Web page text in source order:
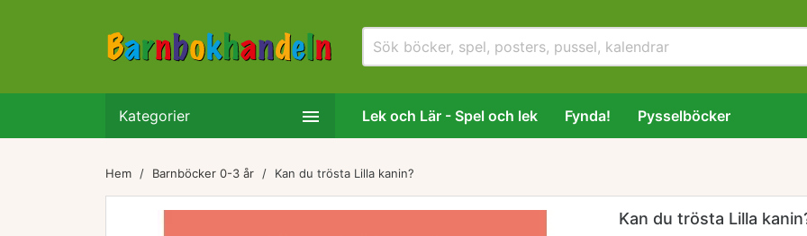
Kategorier  Lek och Lär - Spel och lek Fynda! Pysselböcker
Hem Barnböcker 0-3 år Kan du trösta Lilla kanin?
Kan du trösta Lilla